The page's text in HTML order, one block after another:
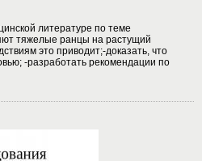
литературе по теме
тяжелые ранцы на растущий
это приводит;-доказать, что
-разработать рекомендации по